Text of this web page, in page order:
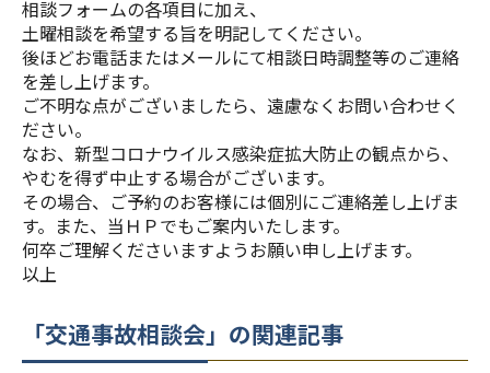
相談フォームの各項目に加え、
土曜相談を希望する旨を明記してください。
後ほどお電話またはメールにて相談日時調整等のご連絡
を差し上げます。
ご不明な点がございましたら、遠慮なくお問い合わせく
ださい。
なお、新型コロナウイルス感染症拡大防止の観点から、
やむを得ず中止する場合がございます。
その場合、ご予約のお客様には個別にご連絡差し上げま
す。また、当ＨＰでもご案内いたします。
何卒ご理解くださいますようお願い申し上げます。
以上
「交通事故相談会」の関連記事